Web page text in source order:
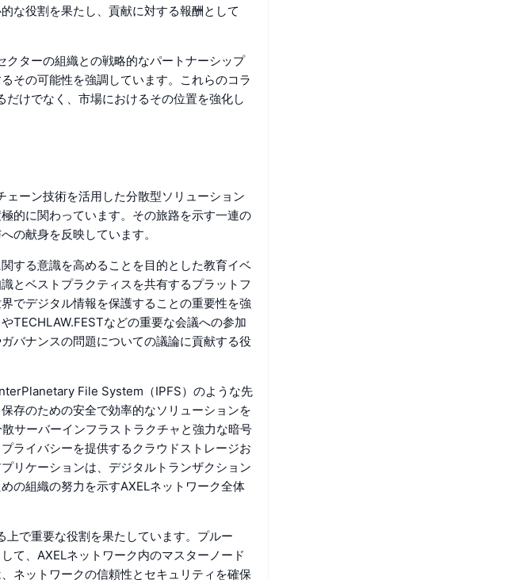
な役割を果たし、貢献に対する報酬として
ターの組織との戦略的なパートナーシップ
その可能性を強調しています。これらのコラ
けでなく、市場におけるその位置を強化し
ーン技術を活用した分散型ソリューション
的に関わっています。その旅路を示す一連の
の献身を反映しています。
する意識を高めることを目的とした教育イベ
とベストプラクティスを共有するプラットフ
でデジタル情報を保護することの重要性を強
TECHLAW.FESTなどの重要な会議への参加
バナンスの問題についての議論に貢献する役
File System（IPFS）のような先
存のための安全で効率的なソリューションを
サーバーインフラストラクチャと強力な暗号
ライバシーを提供するクラウドストレージお
リケーションは、デジタルトランザクション
の組織の努力を示すAXELネットワーク全体
で重要な役割を果たしています。プルー
て、AXELネットワーク内のマスターノード
ネットワークの信頼性とセキュリティを確保